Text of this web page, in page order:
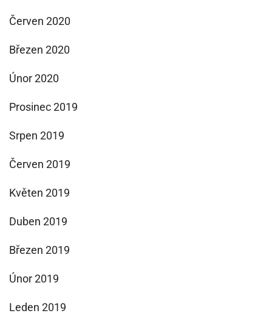
Červen 2020
Březen 2020
Únor 2020
Prosinec 2019
Srpen 2019
Červen 2019
Květen 2019
Duben 2019
Březen 2019
Únor 2019
Leden 2019